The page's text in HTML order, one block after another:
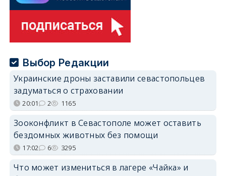
Выбор Редакции
Украинские дроны заставили севастопольцев
задуматься о страховании
20:01 2 1165
Зооконфликт в Севастополе может оставить
бездомных животных без помощи
17:02 6 3295
Что может измениться в лагере «Чайка» и